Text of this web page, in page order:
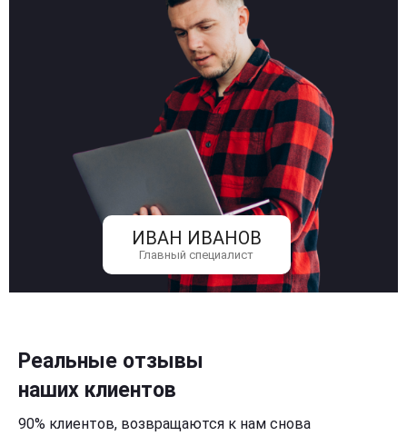
ИВАН ИВАНОВ
Главный специалист
Реальные отзывы
наших клиентов
90% клиентов, возвращаются к нам снова